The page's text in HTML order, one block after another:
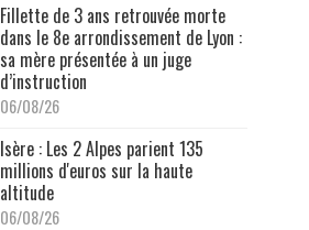
Fillette de 3 ans retrouvée morte
dans le 8e arrondissement de Lyon :
sa mère présentée à un juge
d’instruction
06/08/26
Isère : Les 2 Alpes parient 135
millions d'euros sur la haute
altitude
06/08/26